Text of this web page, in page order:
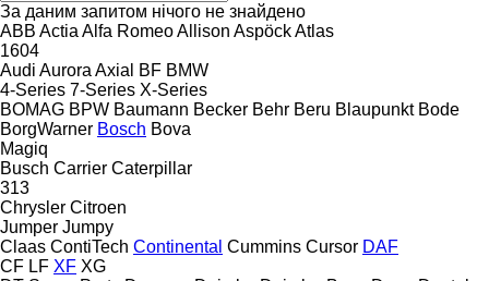
За даним запитом нічого не знайдено
ABB Actia Alfa RomeoAllison AspöckAtlas
1604
Audi Aurora Axial BF BMW
4-Series 7-Series X-Series
BOMAG BPW Baumann Becker Behr Beru Blaupunkt Bode
BorgWarner Bosch Bova
Magiq
Busch Carrier Caterpillar
313
Chrysler Citroen
Jumper Jumpy
Claas ContiTech Continental Cummins Cursor DAF
CF LF XF XG